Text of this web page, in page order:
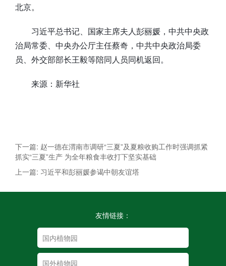
北京。
习近平总书记、国家主席夫人彭丽媛，中共中央政
治局常委、中央办公厅主任蔡奇，中共中央政治局委
员、外交部部长王毅等陪同人员同机返回。
来源：新华社
下一篇: 赵一德在渭南市调研“三夏”及夏粮收购工作时强调抓紧
抓实“三夏”生产 为全年粮食丰收打下坚实基础
上一篇: 习近平和彭丽媛参谒中朝友谊塔
友情链接：